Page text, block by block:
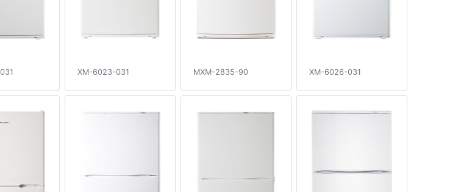
XM-6023-031 MXM-2835-90 XM-6026-031